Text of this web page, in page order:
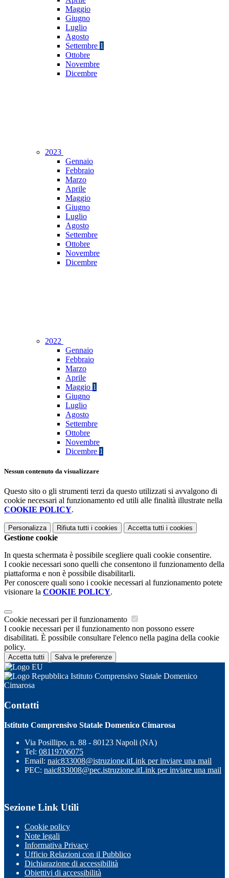
Maggio
Giugno
Luglio
Agosto
Settembre 1
Ottobre
Novembre
Dicembre
2023
Gennaio
Febbraio
Marzo
Aprile
Maggio
Giugno
Luglio
Agosto
Settembre
Ottobre
Novembre
Dicembre
2022
Gennaio
Febbraio
Marzo
Aprile
Maggio 1
Giugno
Luglio
Agosto
Settembre
Ottobre
Novembre
Dicembre 1
Nessun contenuto da visualizzare
Questo sito o gli strumenti terzi da questo utilizzati si avvalgono di
cookie necessari al funzionamento ed utili alle finalità illustrate nella
COOKIE POLICY.
Personalizza Rifiuta tutti i cookies Accetta tutti i cookies
Gestione cookie
In questa schermata è possibile scegliere quali cookie consentire.
I cookie necessari sono quelli che consentono il funzionamento della
piattaforma e non è possibile disabilitarli.
Per conoscere quali sono i cookie necessari al funzionamento potete
visionare la COOKIE POLICY.
Cookie necessari per il funzionamento
I cookie necessari per il funzionamento non possono essere
disabilitati. È possibile consultare l'elenco nella pagina della cookie
policy.
Accetta tutti Salva le preferenze
Istituto Comprensivo Statale Domenico
Cimarosa
Contatti
Istituto Comprensivo Statale Domenico Cimarosa
Via Posillipo, n. 88 - 80123 Napoli (NA)
Tel: 08119706075
Email: naic833008@istruzione.itLink per inviare una mail
PEC: naic833008@pec.istruzione.itLink per inviare una mail
Sezione Link Utili
Cookie policy
Note legali
Informativa Privacy
Ufficio Relazioni con il Pubblico
Dichiarazione di accessibilità
Obiettivi di accessibilità